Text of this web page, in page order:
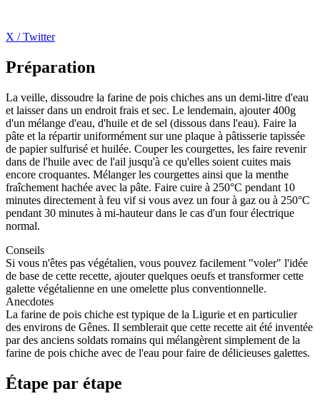
X / Twitter
Préparation
La veille, dissoudre la farine de pois chiches ans un demi-litre d'eau
et laisser dans un endroit frais et sec. Le lendemain, ajouter 400g
d'un mélange d'eau, d'huile et de sel (dissous dans l'eau). Faire la
pâte et la répartir uniformément sur une plaque à pâtisserie tapissée
de papier sulfurisé et huilée. Couper les courgettes, les faire revenir
dans de l'huile avec de l'ail jusqu'à ce qu'elles soient cuites mais
encore croquantes. Mélanger les courgettes ainsi que la menthe
fraîchement hachée avec la pâte. Faire cuire à 250°C pendant 10
minutes directement à feu vif si vous avez un four à gaz ou à 250°C
pendant 30 minutes à mi-hauteur dans le cas d'un four électrique
normal.
Conseils
Si vous n'êtes pas végétalien, vous pouvez facilement "voler" l'idée
de base de cette recette, ajouter quelques oeufs et transformer cette
galette végétalienne en une omelette plus conventionnelle.
Anecdotes
La farine de pois chiche est typique de la Ligurie et en particulier
des environs de Gênes. Il semblerait que cette recette ait été inventée
par des anciens soldats romains qui mélangèrent simplement de la
farine de pois chiche avec de l'eau pour faire de délicieuses galettes.
Étape par étape